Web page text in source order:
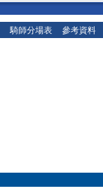
騎師分場表 參考資料